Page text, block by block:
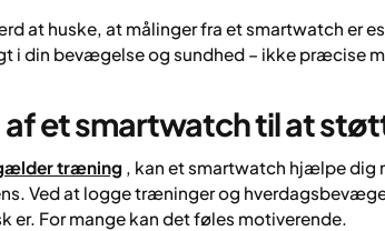
at huske, at målinger fra et smartwatch er
i din bevægelse og sundhed – ikke præcise
af et smartwatch til at
træning , kan et smartwatch hjælpe dig
Ved at logge træninger og
er. For mange kan det føles motiverende.